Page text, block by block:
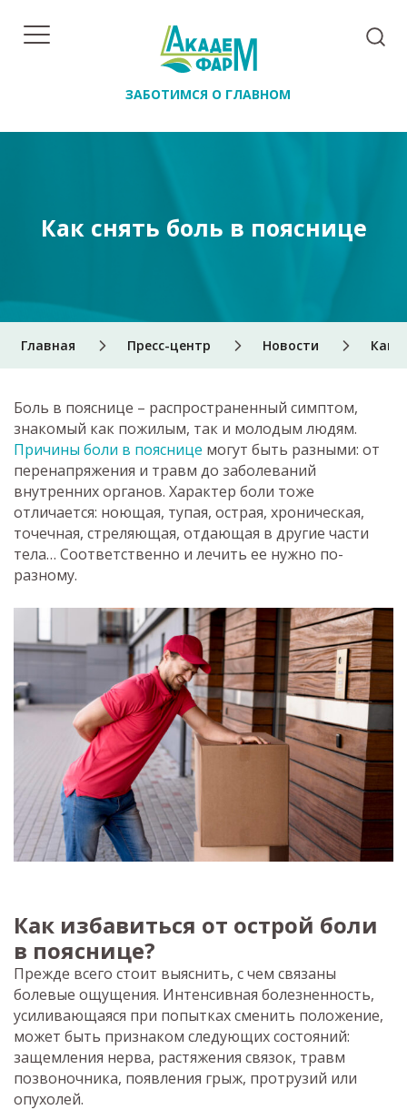
ЗАБОТИМСЯ О ГЛАВНОМ
Главная Пресс-центр Новости Как
Как снять боль в пояснице
Боль в пояснице – распространенный симптом,
знакомый как пожилым, так и молодым людям.
Причины боли в пояснице могут быть разными: от
перенапряжения и травм до заболеваний
внутренних органов. Характер боли тоже
отличается: ноющая, тупая, острая, хроническая,
точечная, стреляющая, отдающая в другие части
тела… Соответственно и лечить ее нужно по-
разному.
Как избавиться от острой боли
в пояснице?
Прежде всего стоит выяснить, с чем связаны
болевые ощущения. Интенсивная болезненность,
усиливающаяся при попытках сменить положение,
может быть признаком следующих состояний:
защемления нерва, растяжения связок, травм
позвоночника, появления грыж, протрузий или
опухолей.